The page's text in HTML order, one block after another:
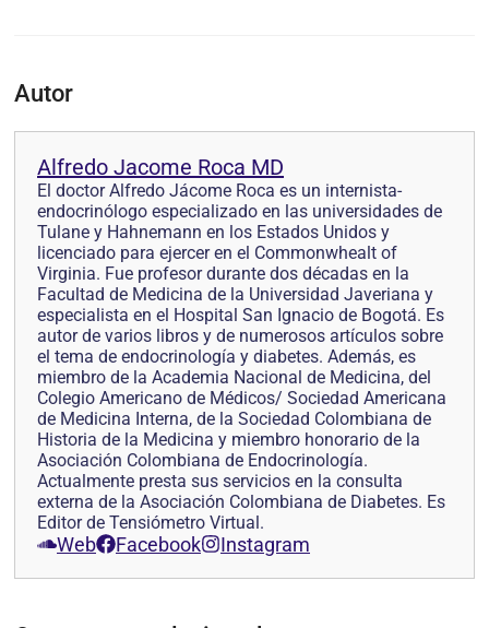
Autor
Alfredo Jacome Roca MD
El doctor Alfredo Jácome Roca es un internista-
endocrinólogo especializado en las universidades de
Tulane y Hahnemann en los Estados Unidos y
licenciado para ejercer en el Commonwhealt of
Virginia. Fue profesor durante dos décadas en la
Facultad de Medicina de la Universidad Javeriana y
especialista en el Hospital San Ignacio de Bogotá. Es
autor de varios libros y de numerosos artículos sobre
el tema de endocrinología y diabetes. Además, es
miembro de la Academia Nacional de Medicina, del
Colegio Americano de Médicos/ Sociedad Americana
de Medicina Interna, de la Sociedad Colombiana de
Historia de la Medicina y miembro honorario de la
Asociación Colombiana de Endocrinología.
Actualmente presta sus servicios en la consulta
externa de la Asociación Colombiana de Diabetes. Es
Editor de Tensiómetro Virtual.
Web Facebook Instagram